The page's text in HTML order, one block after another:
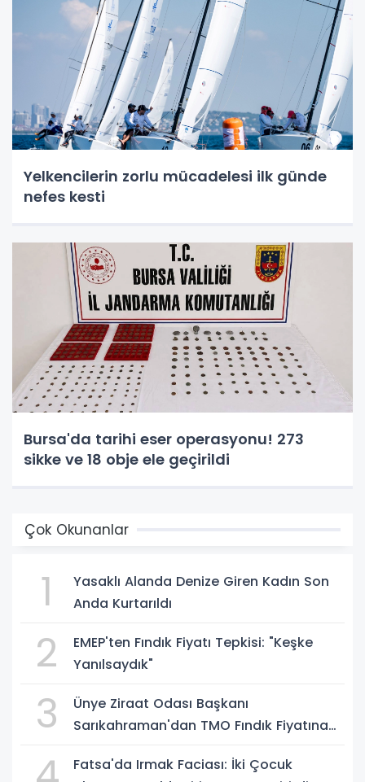
Yelkencilerin zorlu mücadelesi ilk günde
nefes kesti
Bursa'da tarihi eser operasyonu! 273
sikke ve 18 obje ele geçirildi
Çok Okunanlar
1
Yasaklı Alanda Denize Giren Kadın Son
Anda Kurtarıldı
2
EMEP'ten Fındık Fiyatı Tepkisi: "Keşke
Yanılsaydık"
3
Ünye Ziraat Odası Başkanı
Sarıkahraman'dan TMO Fındık Fiyatına
Fatsa'da Irmak Faciası: İki Çocuk